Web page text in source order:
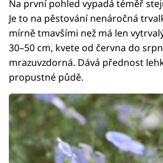
Na první pohled vypadá téměř
Je to na pěstování nenáročná
mírně tmavšími než má len
30–50 cm, kvete od června do
mrazuvzdorná. Dává přednost
propustné půdě.